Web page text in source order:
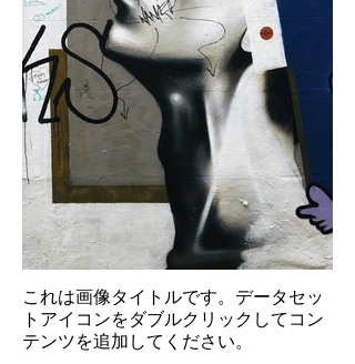
これは画像タイトルです。データセッ
トアイコンをダブルクリックしてコン
テンツを追加してください。